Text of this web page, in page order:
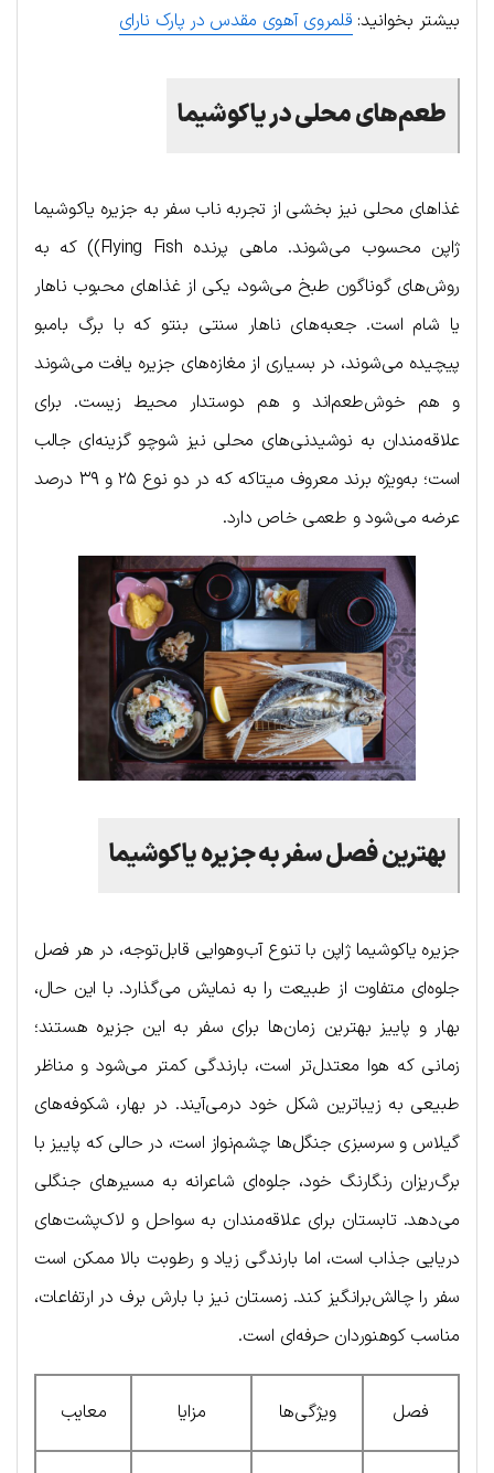
بیشتر بخوانید: قلمروی آهوی مقدس در پارک نارای
طعم‌های محلی در یاکوشیما
غذاهای محلی نیز بخشی از تجربه ناب سفر به جزیره یاکوشیما
ژاپن محسوب می‌شوند. ماهی پرنده Flying Fish)) که به
روش‌های گوناگون طبخ می‌شود، یکی از غذاهای محبوب ناهار
یا شام است. جعبه‌های ناهار سنتی بنتو که با برگ بامبو
پیچیده می‌شوند، در بسیاری از مغازه‌های جزیره یافت می‌شوند
و هم خوش‌طعم‌اند و هم دوستدار محیط زیست. برای
علاقه‌مندان به نوشیدنی‌های محلی نیز شوچو گزینه‌ای جالب
است؛ به‌ویژه برند معروف میتاکه که در دو نوع ۲۵ و ۳۹ درصد
عرضه می‌شود و طعمی خاص دارد.
بهترین فصل سفر به جزیره یاکوشیما
جزیره یاکوشیما ژاپن با تنوع آب‌و‌هوایی قابل‌توجه، در هر فصل
جلوه‌ای متفاوت از طبیعت را به نمایش می‌گذارد. با این حال،
بهار و پاییز بهترین زمان‌ها برای سفر به این جزیره هستند؛
زمانی که هوا معتدل‌تر است، بارندگی کمتر می‌شود و مناظر
طبیعی به زیباترین شکل خود درمی‌آیند. در بهار، شکوفه‌های
گیلاس و سرسبزی جنگل‌ها چشم‌نواز است، در حالی که پاییز با
برگ‌ریزان رنگارنگ خود، جلوه‌ای شاعرانه به مسیرهای جنگلی
می‌دهد. تابستان برای علاقه‌مندان به سواحل و لاک‌پشت‌های
دریایی جذاب است، اما بارندگی زیاد و رطوبت بالا ممکن است
سفر را چالش‌برانگیز کند. زمستان نیز با بارش برف در ارتفاعات،
مناسب کوهنوردان حرفه‌ای است.
فصل ویژگی‌ها مزایا معایب